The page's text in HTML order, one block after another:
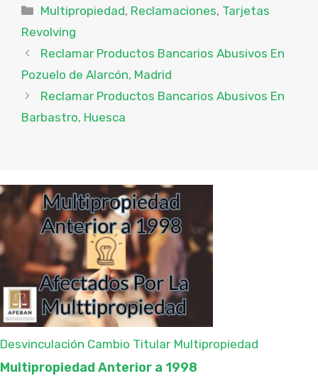
Categorías
Multipropiedad, Reclamaciones, Tarjetas
Revolving
Reclamar Productos Bancarios Abusivos En
Pozuelo de Alarcón, Madrid
Reclamar Productos Bancarios Abusivos En
Barbastro, Huesca
Desvinculación Cambio Titular Multipropiedad
Multipropiedad Anterior a 1998